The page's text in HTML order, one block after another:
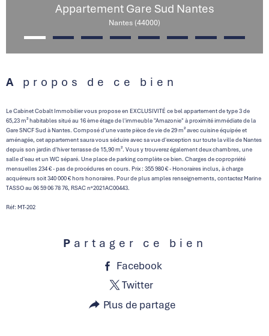
Appartement Gare Sud Nantes
Nantes (44000)
A propos de ce bien
Le Cabinet Cobalt Immobilier vous propose en EXCLUSIVITÉ ce bel appartement de type 3 de
65,23 m² habitables situé au 16 ème étage de l'immeuble "Amazonie" à proximité immédiate de la
Gare SNCF Sud à Nantes. Composé d'une vaste pièce de vie de 29 m² avec cuisine équipée et
aménagée, cet appartementsaura vous séduire avec sa vue d'exception sur toute la ville de Nantes
depuis son jardin d'hiver terrasse de 15,90 m². Vous y trouverez également deux chambres, une
salle d'eau et un WC séparé. Une place de parking complète ce bien. Charges de copropriété
mensuelles 234 € - pas de procédures en cours. Prix : 355 980 € - Honoraires inclus, à charge
acquéreurs soit 340 000 € hors honoraires. Pour de plus amples renseignements, contactez Marine
TASSO au 06 59 06 78 76, RSAC n°2021AC00443.
Réf: MT-202
Partager ce bien
Facebook
Twitter
Plus de partage